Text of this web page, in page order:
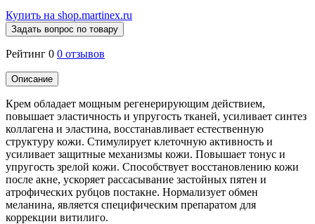
Купить на shop.martinex.ru
Задать вопрос по товару
Рейтинг 0 0 отзывов
Описание
Крем обладает мощным регенерирующим действием,
повышает эластичность и упругость тканей, усиливает синтез
коллагена и эластина, восстанавливает естественную
структуру кожи. Стимулирует клеточную активность и
усиливает защитные механизмы кожи. Повышает тонус и
упругость зрелой кожи. Способствует восстановлению кожи
после акне, ускоряет рассасывание застойных пятен и
атрофических рубцов постакне. Нормализует обмен
меланина, является специфическим препаратом для
коррекции витилиго.